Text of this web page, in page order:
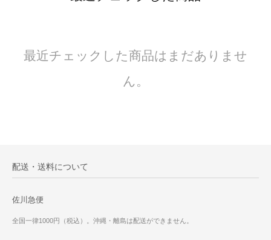
最近チェックした商品はまだありませ
ん。
配送・送料について
佐川急便
全国一律1000円（税込）。沖縄・離島は配送ができません。